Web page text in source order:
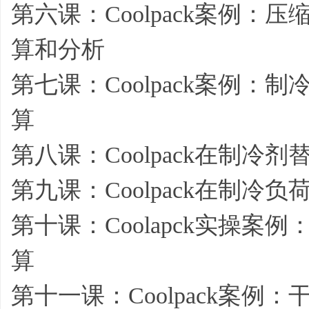
第六课：Coolpack案例：压
算和分析
第七课：Coolpack案例：制
算
第八课：Coolpack在制冷剂
第九课：Coolpack在制冷负
第十课：Coolapck实操案例
算
第十一课：Coolpack案例：